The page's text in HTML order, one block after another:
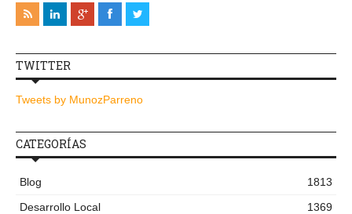
TWITTER
Tweets by MunozParreno
CATEGORÍAS
Blog
1813
Desarrollo Local
1369